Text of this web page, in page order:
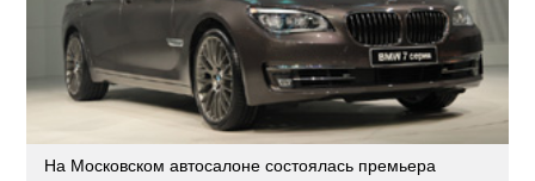
На Московском автосалоне состоялась премьера